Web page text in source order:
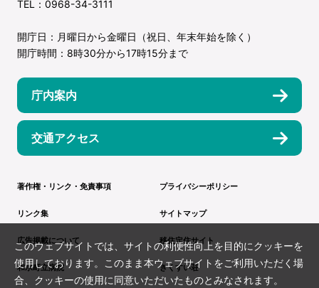
TEL：0968-34-3111
開庁日：月曜日から金曜日（祝日、年末年始を除く）
開庁時間：8時30分から17時15分まで
庁内案内
交通アクセス
著作権・リンク・免責事項 プライバシーポリシー
リンク集 サイトマップ
広告掲載について 移住定住サイト
和水町立病院 きくすい荘
このウェブサイトでは、サイトの利便性向上を目的にクッキーを
使用しております。このまま本ウェブサイトをご利用いただく場
合、クッキーの使用に同意いただいたものとみなされます。